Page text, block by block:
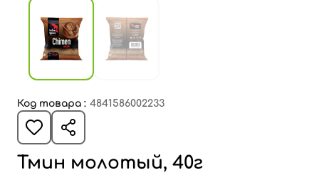
Код товара : 4841586002233
Тмин молотый, 40г